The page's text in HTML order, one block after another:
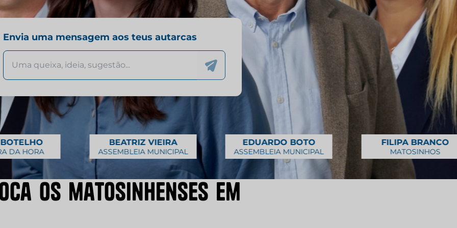
BEATRIZ VIEIRA
ASSEMBLEIA MUNICIPAL
EDUARDO BOTO
ASSEMBLEIA MUNICIPAL
FILIPA BRANCO
MATOSINHOS
Envia uma mensagem aos teus autarcas
ca os matosinhenses em